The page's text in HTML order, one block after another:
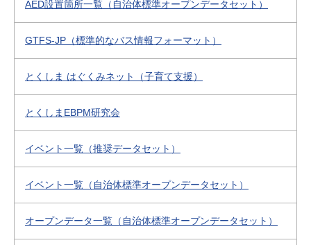
AED設置箇所一覧（自治体標準オープンデータセット）
GTFS-JP（標準的なバス情報フォーマット）
とくしま はぐくみネット（子育て支援）
とくしまEBPM研究会
イベント一覧（推奨データセット）
イベント一覧（自治体標準オープンデータセット）
オープンデータ一覧（自治体標準オープンデータセット）